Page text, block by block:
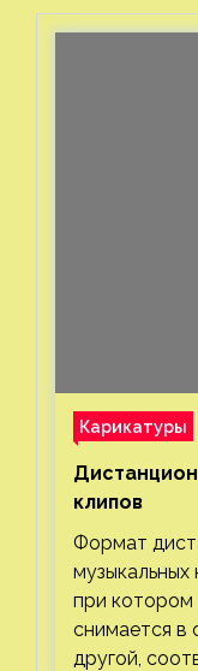
Карикатуры
клипов⁠⁠
Формат
при котором
снимается в
другой,